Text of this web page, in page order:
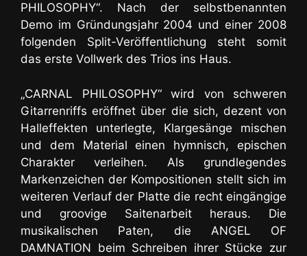
PHILOSOPHY“. Nach der selbstbenannten
Demo im Gründungsjahr 2004 und einer 2008
folgenden Split-Veröffentlichung steht somit
das erste Vollwerk des Trios ins Haus.
„CARNAL PHILOSOPHY“ wird von schweren
Gitarrenriffs eröffnet über die sich, dezent von
Halleffekten unterlegte, Klargesänge mischen
und dem Material einen hymnisch, epischen
Charakter verleihen. Als grundlegendes
Markenzeichen der Kompositionen stellt sich im
weiteren Verlauf der Platte die recht eingängige
und groovige Saitenarbeit heraus. Die
musikalischen Paten, die ANGEL OF
DAMNATION beim Schreiben ihrer Stücke zur